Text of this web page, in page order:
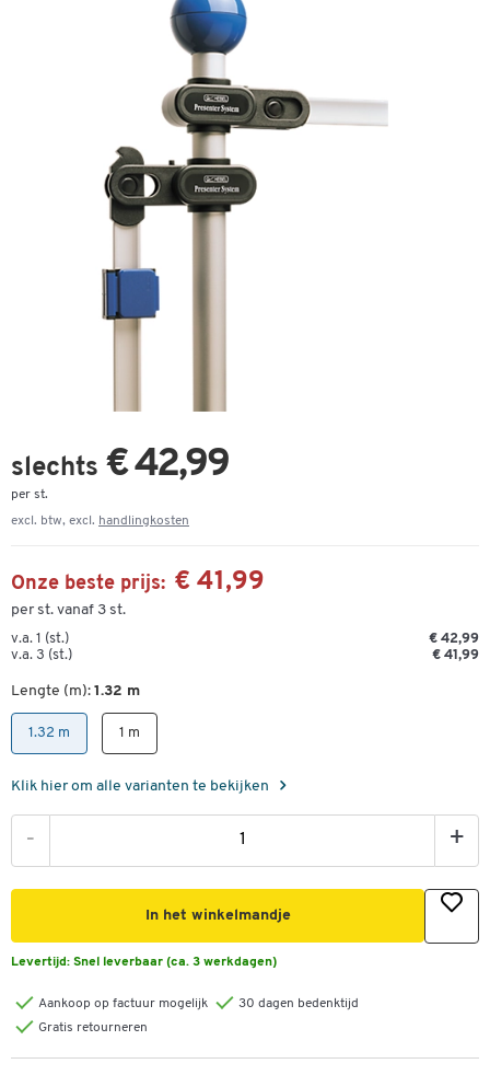
slechts € 42,99
per st.
excl. btw, excl. handlingkosten
Onze beste prijs: € 41,99
per st. vanaf 3 st.
v.a. 1 (st.)
€ 42,99
v.a. 3 (st.)
€ 41,99
Lengte (m): 1.32 m
1.32 m 1 m
Klik hier om alle varianten te bekijken
- +
In het winkelmandje
Levertijd: Snel leverbaar (ca. 3 werkdagen)
Aankoop op factuur mogelijk
30 dagen bedenktijd
Gratis retourneren